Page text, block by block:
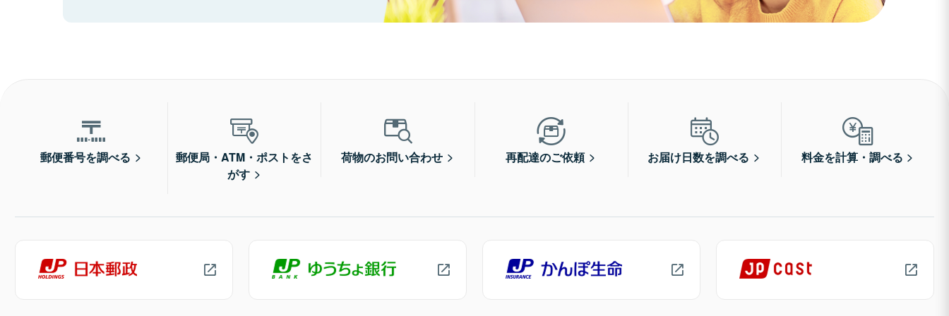
郵便番号を調べる
郵便局・ATM・ポストをさ
がす
荷物のお問い合わせ 再配達のご依頼 お届け日数を調べる 料金を計算・調べる